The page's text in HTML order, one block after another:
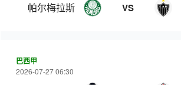
帕尔梅拉斯 VS
巴西甲
2026-07-27 06:30